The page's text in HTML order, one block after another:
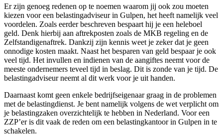
Er zijn genoeg redenen op te noemen waarom jij ook zou moeten
kiezen voor een belastingadviseur in Gulpen, het heeft namelijk veel
voordelen. Zoals eerder beschreven bespaart hij je een heleboel
geld. Denk hierbij aan aftrekposten zoals de MKB regeling en de
Zelfstandigenaftrek. Dankzij zijn kennis weet je zeker dat je geen
onnodige kosten maakt. Naast het besparen van geld bespaar je ook
veel tijd. Het invullen en indienen van de aangiftes neemt voor de
meeste ondernemers teveel tijd in beslag. Dit is zonde van je tijd. De
belastingadviseur neemt al dit werk voor je uit handen.
Daarnaast komt geen enkele bedrijfseigenaar graag in de problemen
met de belastingdienst. Je bent namelijk volgens de wet verplicht om
je belastingzaken overzichtelijk te hebben in Nederland. Voor een
ZZP’er is dit vaak de reden om een belastingkantoor in Gulpen in te
schakelen.